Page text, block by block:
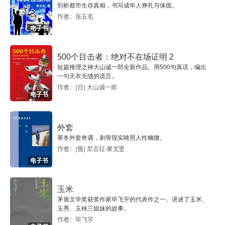
史蒂芬・艾伯特的住址前去拜访，却意外发现了一
系列令他极为惊讶的事实：史蒂芬・艾伯特是一位
余准的曾祖父 —— 彭睢的两件作品：迷宫和书。
在交谈中，艾伯特向余准透露，他已猜到彭睢的两
部作品的关键：迷宫就是书，一本关于时间的书。
划，他杀死了艾伯特先生，成功地将军事机密传达
给了上级。小说直接对应艾伯特按照彭冣描述而复
原的花园。在文本中，“小径分岔的花园” 又是彭冣
写的那部小说的标题，而这部小说的手稿又被艾伯
特存放在他建立的花园之中。无形之中形成了一个
从小说到小说、从花园到花园的环形，即博尔赫斯
电子书
剖析都市生存真相，书写成年人挣扎与体面。
作者：张五毛
电子书
500个目击者：绝对不在场证明 2
短篇推理之神大山诚一郎全新作品。用500句真话，编出
一句天衣无缝的谎言。
作者：[日] 大山诚一郎
电子书
外套
寒冬外套奇遇，刺骨现实映照人性幽微。
作者：[俄] 尼古拉·果戈里
玉米
茅盾文学奖获奖作家毕飞宇的代表作之一。讲述了玉米、
玉秀、玉秧三姐妹的故事。
作者：毕飞宇